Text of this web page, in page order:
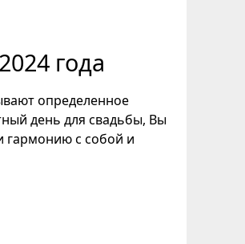
года
определенное
день для свадьбы, Вы
гармонию с собой и